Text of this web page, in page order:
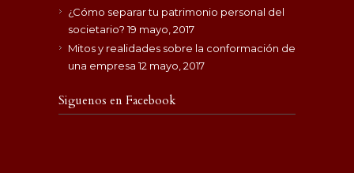
¿Cómo separar tu patrimonio personal del
societario? 19 mayo, 2017
Mitos y realidades sobre la conformación de
una empresa 12 mayo, 2017
Siguenos en Facebook